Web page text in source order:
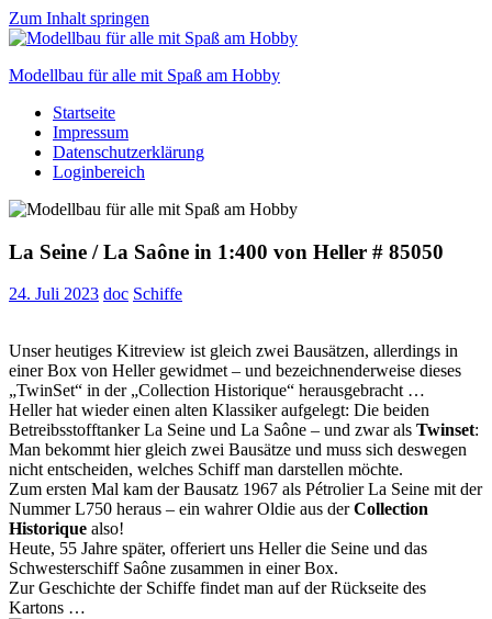
Zum Inhalt springen
Modellbau für alle mit Spaß am Hobby
Scale
modelling
to
Startseite
Impressum
Datenschutzerklärung
Loginbereich
La Seine / La Saône in 1:400 von Heller # 85050
24. Juli 2023 doc Schiffe
Unser heutiges Kitreview ist gleich zwei Bausätzen, allerdings in
einer Box von Heller gewidmet – und bezeichnenderweise dieses
„TwinSet“ in der „Collection Historique“ herausgebracht …
Heller hat wieder einen alten Klassiker aufgelegt: Die beiden
Betreibsstofftanker La Seine und La Saône – und zwar als Twinset:
Man bekommt hier gleich zwei Bausätze und muss sich deswegen
nicht entscheiden, welches Schiff man darstellen möchte.
Zum ersten Mal kam der Bausatz 1967 als Pétrolier La Seine mit der
Nummer L750 heraus – ein wahrer Oldie aus derCollection
Historique also!
Heute, 55 Jahre später, offeriert uns Heller die Seine und das
Schwesterschiff Saône zusammen in einer Box.
Zur Geschichte der Schiffe findet man auf der Rückseite des
Kartons …